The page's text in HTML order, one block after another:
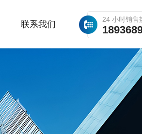
24 小时销售
联系我们